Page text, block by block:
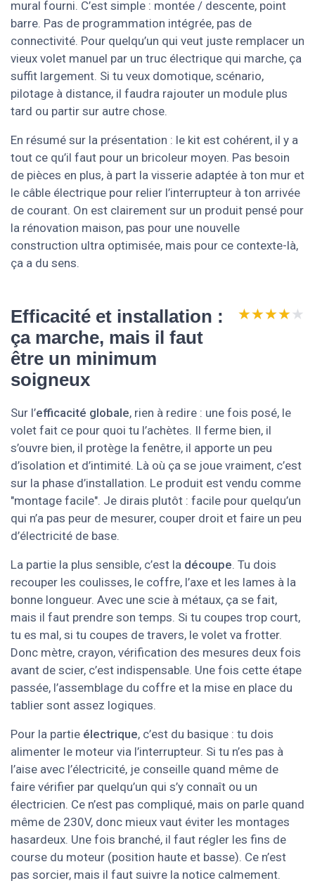
mural fourni. C’est simple : montée / descente, point
barre. Pas de programmation intégrée, pas de
connectivité. Pour quelqu’un qui veut juste remplacer un
vieux volet manuel par un truc électrique qui marche, ça
suffit largement. Si tu veux domotique, scénario,
pilotage à distance, il faudra rajouter un module plus
tard ou partir sur autre chose.
En résumé sur la présentation : le kit est cohérent, il y a
tout ce qu’il faut pour un bricoleur moyen. Pas besoin
de pièces en plus, à part la visserie adaptée à ton mur et
le câble électrique pour relier l’interrupteur à ton arrivée
de courant. On est clairement sur un produit pensé pour
la rénovation maison, pas pour une nouvelle
construction ultra optimisée, mais pour ce contexte-là,
ça a du sens.
Efficacité et installation :
ça marche, mais il faut
être un minimum
soigneux
★★★★★
★★★★★
Sur l’efficacité globale, rien à redire : une fois posé, le
volet fait ce pour quoi tu l’achètes. Il ferme bien, il
s’ouvre bien, il protège la fenêtre, il apporte un peu
d’isolation et d’intimité. Là où ça se joue vraiment, c’est
sur la phase d’installation. Le produit est vendu comme
"montage facile". Je dirais plutôt : facile pour quelqu’un
qui n’a pas peur de mesurer, couper droit et faire un peu
d’électricité de base.
La partie la plus sensible, c’est la découpe. Tu dois
recouper les coulisses, le coffre, l’axe et les lames à la
bonne longueur. Avec une scie à métaux, ça se fait,
mais il faut prendre son temps. Si tu coupes trop court,
tu es mal, si tu coupes de travers, le volet va frotter.
Donc mètre, crayon, vérification des mesures deux fois
avant de scier, c’est indispensable. Une fois cette étape
passée, l’assemblage du coffre et la mise en place du
tablier sont assez logiques.
Pour la partie électrique, c’est du basique : tu dois
alimenter le moteur via l’interrupteur. Si tu n’es pas à
l’aise avec l’électricité, je conseille quand même de
faire vérifier par quelqu’un qui s’y connaît ou un
électricien. Ce n’est pas compliqué, mais on parle quand
même de 230V, donc mieux vaut éviter les montages
hasardeux. Une fois branché, il faut régler les fins de
course du moteur (position haute et basse). Ce n’est
pas sorcier, mais il faut suivre la notice calmement.